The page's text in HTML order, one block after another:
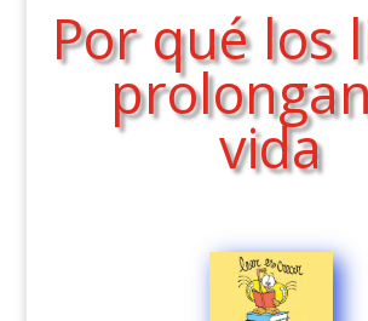
Por qué los
vida